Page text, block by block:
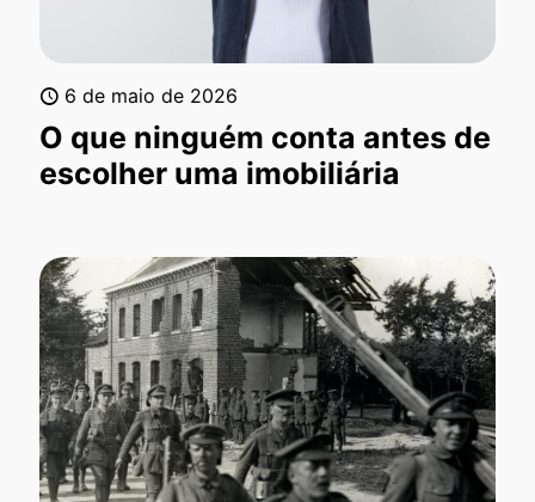
6 de maio de 2026
O que ninguém conta antes de
escolher uma imobiliária